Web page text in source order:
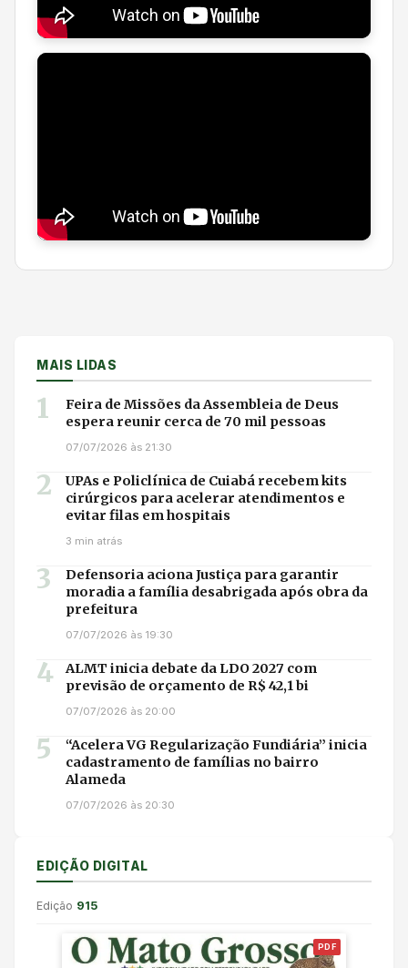
MAIS LIDAS
1
Feira de Missões da Assembleia de Deus
espera reunir cerca de 70 mil pessoas
07/07/2026 às 21:30
2
UPAs e Policlínica de Cuiabá recebem kits
cirúrgicos para acelerar atendimentos e
evitar filas em hospitais
3 min atrás
3
Defensoria aciona Justiça para garantir
moradia a família desabrigada após obra da
prefeitura
07/07/2026 às 19:30
4
ALMT inicia debate da LDO 2027 com
previsão de orçamento de R$ 42,1 bi
07/07/2026 às 20:00
5
“Acelera VG Regularização Fundiária” inicia
cadastramento de famílias no bairro
Alameda
07/07/2026 às 20:30
EDIÇÃO DIGITAL
Edição 915
PDF